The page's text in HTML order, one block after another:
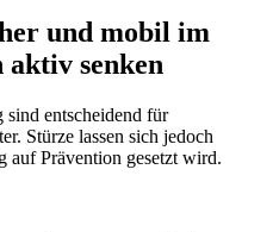
und mobil im
senken
entscheidend für
Stürze lassen sich jedoch
auf Prävention gesetzt wird.